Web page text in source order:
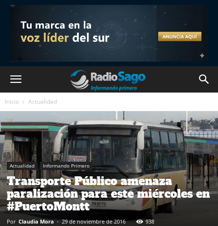
Inicio Actualidad
Actualidad Informando Primero
Transporte Público amenaza
paralización para este miércoles en
#PuertoMontt
Por Claudia Mora - 29 de noviembre de 2016 938